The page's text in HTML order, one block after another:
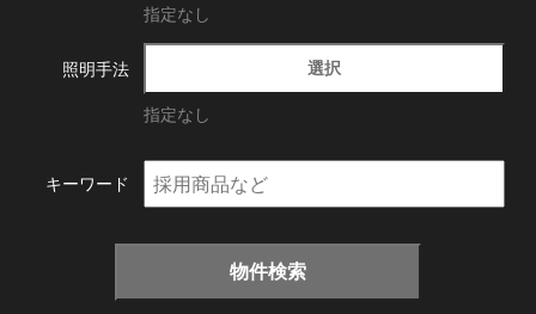
指定なし
照明手法 選択
指定なし
キーワード
物件検索